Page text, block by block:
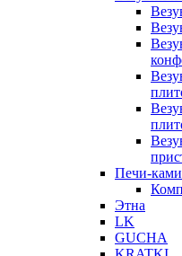
Печи-
Этна
LK
GUCHA